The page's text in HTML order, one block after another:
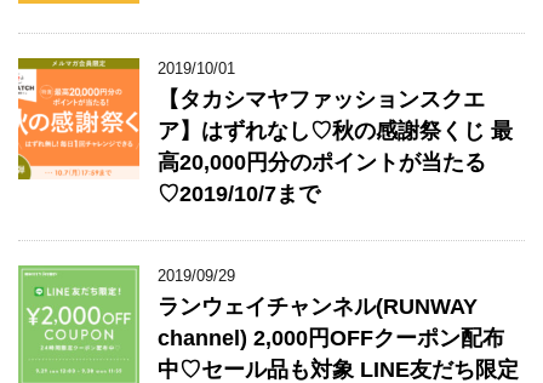
2019/10/01
【タカシマヤファッションスクエ
ア】はずれなし♡秋の感謝祭くじ 最
高20,000円分のポイントが当たる
♡2019/10/7まで
2019/09/29
ランウェイチャンネル(RUNWAY
channel) 2,000円OFFクーポン配布
中♡セール品も対象 LINE友だち限定